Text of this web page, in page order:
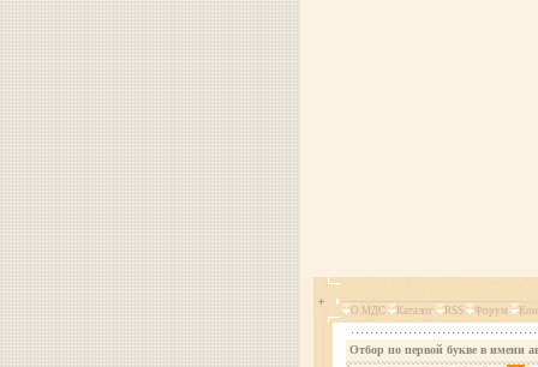
О МДС Каталог RSS Форум
Отбор по первой букве в имени